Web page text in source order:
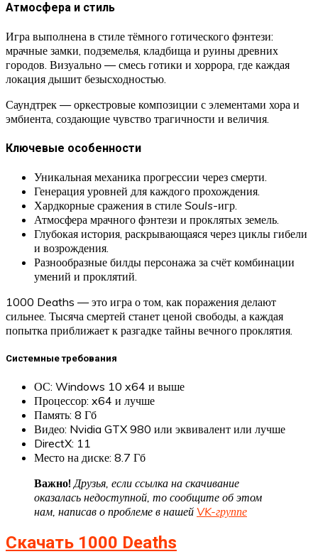
Атмосфера и стиль
Игра выполнена в стиле тёмного готического фэнтези:
мрачные замки, подземелья, кладбища и руины древних
городов. Визуально — смесь готики и хоррора, где каждая
локация дышит безысходностью.
Саундтрек — оркестровые композиции с элементами хора и
эмбиента, создающие чувство трагичности и величия.
Ключевые особенности
Уникальная механика прогрессии через смерти.
Генерация уровней для каждого прохождения.
Хардкорные сражения в стиле Souls-игр.
Атмосфера мрачного фэнтези и проклятых земель.
Глубокая история, раскрывающаяся через циклы гибели
и возрождения.
Разнообразные билды персонажа за счёт комбинации
умений и проклятий.
1000 Deaths — это игра о том, как поражения делают
сильнее. Тысяча смертей станет ценой свободы, а каждая
попытка приближает к разгадке тайны вечного проклятия.
Системные требования
ОС: Windows 10 x64 и выше
Процессор: x64 и лучше
Память: 8 Гб
Видео: Nvidia GTX 980 или эквивалент или лучше
DirectX: 11
Место на диске: 8.7 Гб
Важно!Друзья, если ссылка на скачивание
оказалась недоступной, то сообщите об этом
нам, написав о проблеме в нашей VK-группе
Скачать 1000 Deaths